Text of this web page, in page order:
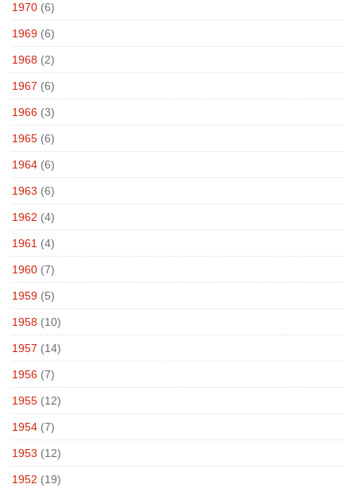
1970 (6)
1969 (6)
1968 (2)
1967 (6)
1966 (3)
1965 (6)
1964 (6)
1963 (6)
1962 (4)
1961 (4)
1960 (7)
1959 (5)
1958 (10)
1957 (14)
1956 (7)
1955 (12)
1954 (7)
1953 (12)
1952 (19)